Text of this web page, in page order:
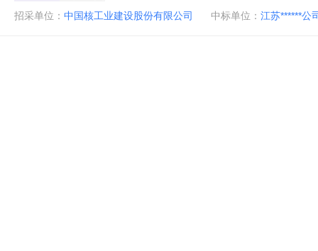
招采单位： 中国核工业建设股份有限公司 中标单位： 江苏******公